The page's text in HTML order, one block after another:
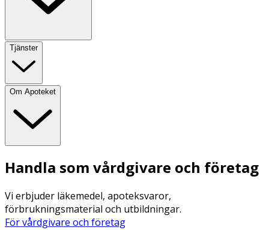
Tjänster
Om Apoteket
Handla som vårdgivare och företag
Vi erbjuder läkemedel, apoteksvaror,
förbrukningsmaterial och utbildningar.
För vårdgivare och företag